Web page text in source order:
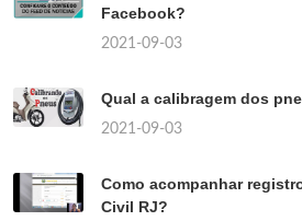
Facebook?
2021-09-03
Qual a calibragem dos
2021-09-03
Como acompanhar
Civil RJ?